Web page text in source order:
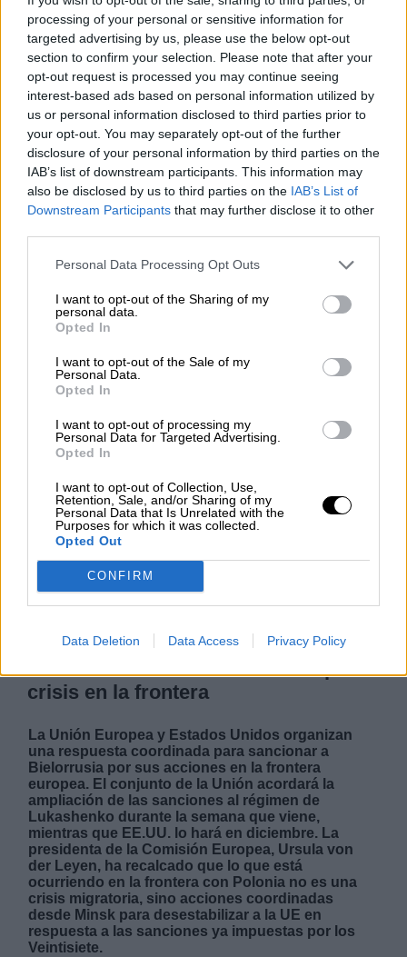
processing of your personal or sensitive information for
targeted advertising by us, please use the below opt-out
section to confirm your selection. Please note that after your
opt-out request is processed you may continue seeing
interest-based ads based on personal information utilized by
us or personal information disclosed to third parties prior to
your opt-out. You may separately opt-out of the further
disclosure of your personal information by third parties on the
IAB’s list of downstream participants. This information may
also be disclosed by us to third parties on the IAB’s List of
Downstream Participants that may further disclose it to other
Personal Data Processing Opt Outs
I want to opt-out of the Sharing of my
personal data.
Opted In
I want to opt-out of the Sale of my
Personal Data.
Opted In
I want to opt-out of processing my
Personal Data for Targeted Advertising.
Opted In
I want to opt-out of Collection, Use,
Retention, Sale, and/or Sharing of my
Personal Data that Is Unrelated with the
Purposes for which it was collected.
Opted Out
CONFIRM
Data Deletion Data Access Privacy Policy
Por María Comesaña
Votantes y votados
Por Juan Manuel Beltrán
El Conflicto de Oriente Medio:
Un Nuevo Orden Autoritario
en Construcción
Por Álvaro Frutos Rosado y Gabinete
Geopolítica de Crisis
Reconquista leonesa
Clara Campoamor: Mi sueño,
Por María Pérez Herrero
LOCO MUNDO | LOCO MUNDO
La UE y EE.UU. sancionarán de
forma coordinada a Bielorrusia por la
crisis en la frontera
La Unión Europea y Estados Unidos organizan
una respuesta coordinada para sancionar a
Bielorrusia por sus acciones en la frontera
europea. El conjunto de la Unión acordará la
ampliación de las sanciones al régimen de
Lukashenko durante la semana que viene,
mientras que EE.UU. lo hará en diciembre. La
presidenta de la Comisión Europea, Ursula von
der Leyen, ha recalcado que lo que está
ocurriendo en la frontera con Polonia no es una
crisis migratoria, sino acciones coordinadas
desde Minsk para desestabilizar a la UE en
respuesta a las sanciones ya impuestas por los
Veintisiete.